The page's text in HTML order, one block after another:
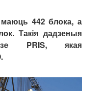
маюць 442 блока, а
Такія дадзеныя
PRIS, якая